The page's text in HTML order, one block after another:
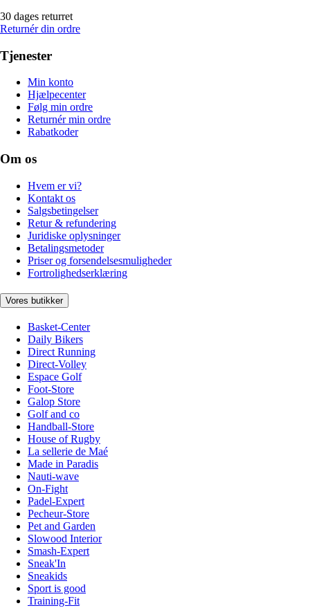
30 dages returret
Returnér din ordre
Tjenester
Min konto
Hjælpecenter
Følg min ordre
Returnér min ordre
Rabatkoder
Om os
Hvem er vi?
Kontakt os
Salgsbetingelser
Retur & refundering
Juridiske oplysninger
Betalingsmetoder
Priser og forsendelsesmuligheder
Fortrolighedserklæring
Vores butikker
Basket-Center
Daily Bikers
Direct Running
Direct-Volley
Espace Golf
Foot-Store
Galop Store
Golf and co
Handball-Store
House of Rugby
La sellerie de Maé
Made in Paradis
Nauti-wave
On-Fight
Padel-Expert
Pecheur-Store
Pet and Garden
Slowood Interior
Smash-Expert
Sneak'In
Sneakids
Sport is good
Training-Fit